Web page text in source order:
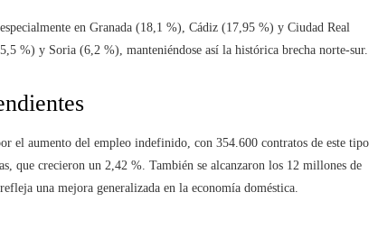
en Granada (18,1 %), Cádiz (17,95 %) y Ciudad Real
%) y Soria (6,2 %), manteniéndose así la histórica brecha norte-sur.
el aumento del empleo indefinido, con 354.600 contratos de este tipo
que crecieron un 2,42 %. También se alcanzaron los 12 millones de
una mejora generalizada en la economía doméstica.